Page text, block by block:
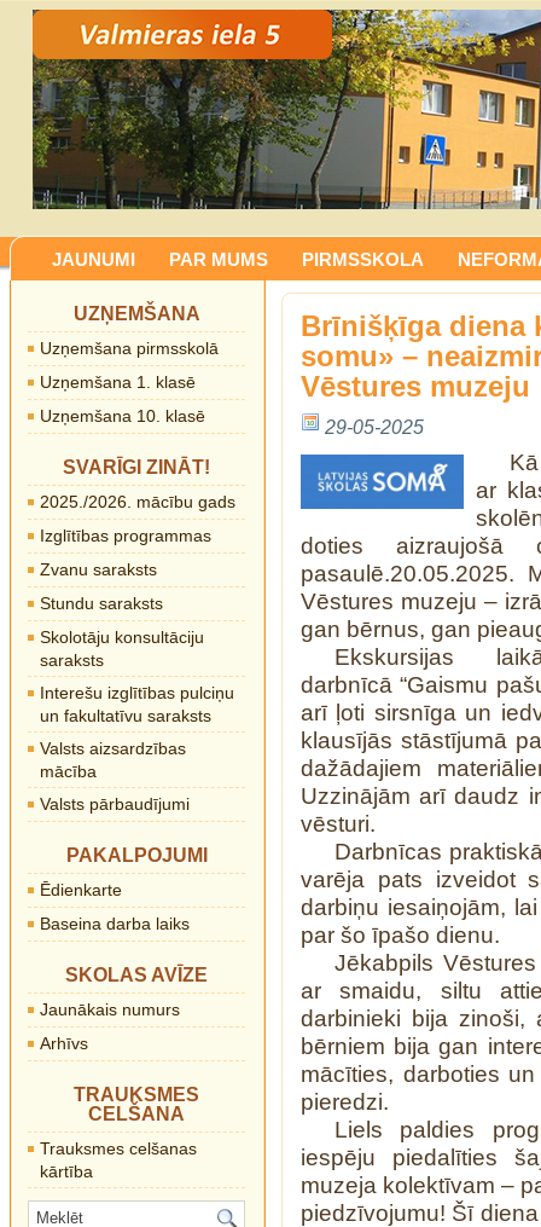
JAUNUMI PAR MUMS PIRMSSKOLA
UZŅEMŠANA
Uzņemšana pirmsskolā
Uzņemšana 1. klasē
Uzņemšana 10. klasē
SVARĪGI ZINĀT!
2025./2026. mācību gads
Izglītības programmas
Zvanu saraksts
Stundu saraksts
Skolotāju konsultāciju
saraksts
Interešu izglītības pulciņu
un fakultatīvu saraksts
Valsts aizsardzības
mācība
Valsts pārbaudījumi
PAKALPOJUMI
Ēdienkarte
Baseina darba laiks
SKOLAS AVĪZE
Jaunākais numurs
Arhīvs
TRAUKSMES
CELŠANA
Trauksmes celšanas
kārtība
Brīnišķīga diena
somu» –
Vēstures muzeju
29-05-2025
ar
doties aizraujošā
pasaulē.20.05.2025.
Vēstures muzeju –
gan bērnus, gan
Ekskursijas
darbnīcā “Gaismu
arī ļoti sirsnīga un
klausījās stāstījumā
dažādajiem
Uzzinājām arī daudz
vēsturi.
Darbnīcas
varēja pats izveidot
darbiņu iesaiņojām,
par šo īpašo dienu.
Jēkabpils
ar smaidu, siltu
darbinieki bija zinoši,
bērniem bija gan
mācīties, darboties
pieredzi.
Liels paldies
iespēju piedalīties
muzeja kolektīvam –
piedzīvojumu! Šī